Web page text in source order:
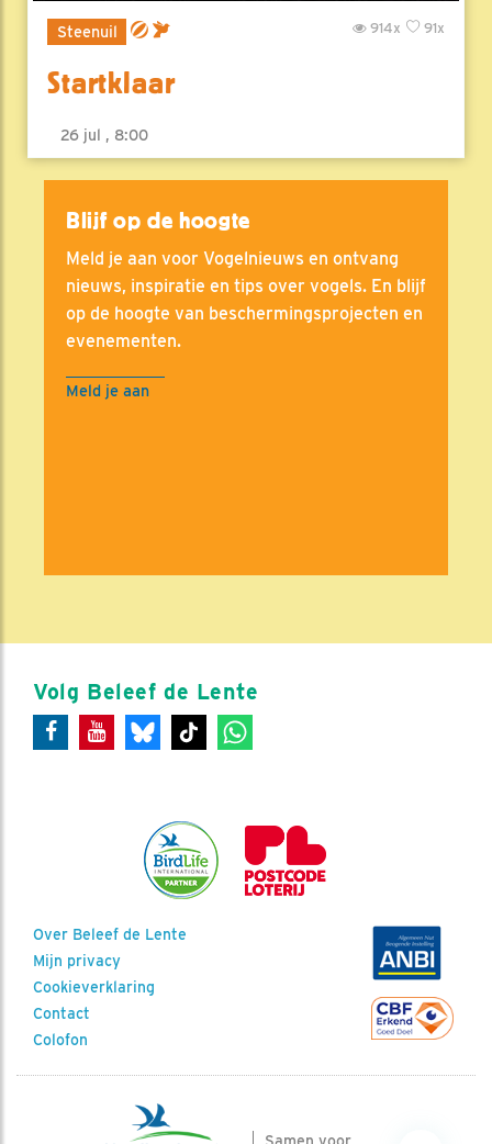
Steenuil 91x
914x
Startklaar
26 jul , 8:00
Blijf op de hoogte
Meld je aan voor Vogelnieuws en ontvang
nieuws, inspiratie en tips over vogels. En blijf
op de hoogte van beschermingsprojecten en
evenementen.
Meld je aan
Volg Beleef de Lente
Over Beleef de Lente
Mijn privacy
Cookieverklaring
Contact
Colofon